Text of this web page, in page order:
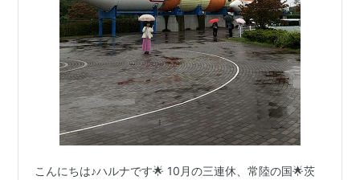
こんにちは♪ハルナです🌟 10月の三連休、常陸の国🌟茨